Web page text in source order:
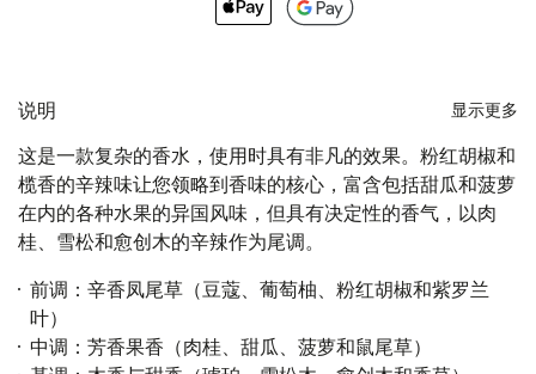
说明 显示更多
这是一款复杂的香水，使用时具有非凡的效果。粉红胡椒和
榄香的辛辣味让您领略到香味的核心，富含包括甜瓜和菠萝
在内的各种水果的异国风味，但具有决定性的香气，以肉
桂、雪松和愈创木的辛辣作为尾调。
前调：辛香凤尾草（豆蔻、葡萄柚、粉红胡椒和紫罗兰
叶）
中调：芳香果香（肉桂、甜瓜、菠萝和鼠尾草）